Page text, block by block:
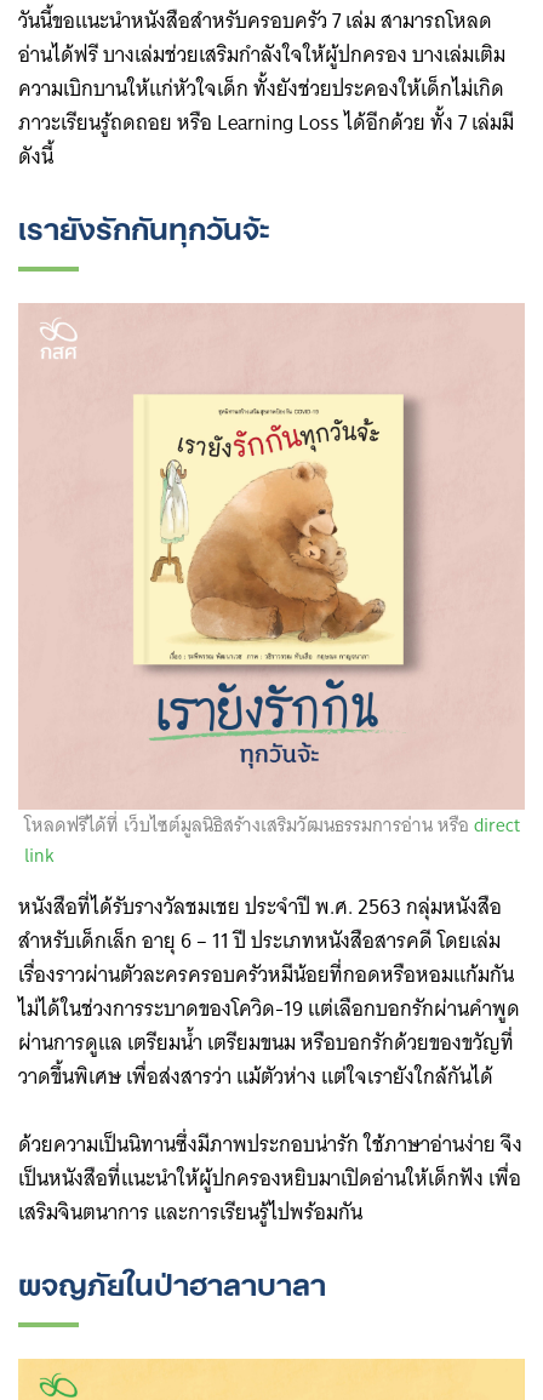
วันนี้ขอแนะนำหนังสือสำหรับครอบครัว 7 เล่ม สามารถโหลด
อ่านได้ฟรี บางเล่มช่วยเสริมกำลังใจให้ผู้ปกครอง บางเล่มเติม
ความเบิกบานให้แก่หัวใจเด็ก ทั้งยังช่วยประคองให้เด็กไม่เกิด
ภาวะเรียนรู้ถดถอย หรือ Learning Loss ได้อีกด้วย ทั้ง 7 เล่มมี
ดังนี้
เรายังรักกันทุกวันจ้ะ
โหลดฟรีได้ที่ เว็บไซต์มูลนิธิสร้างเสริมวัฒนธรรมการอ่าน หรือdirect
link
หนังสือที่ได้รับรางวัลชมเชย ประจำปี พ.ศ. 2563 กลุ่มหนังสือ
สำหรับเด็กเล็ก อายุ 6 – 11 ปี ประเภทหนังสือสารคดี โดยเล่ม
เรื่องราวผ่านตัวละครครอบครัวหมีน้อยที่กอดหรือหอมแก้มกัน
ไม่ได้ในช่วงการระบาดของโควิด-19 แต่เลือกบอกรักผ่านคำพูด
ผ่านการดูแล เตรียมน้ำ เตรียมขนม หรือบอกรักด้วยของขวัญที่
วาดขึ้นพิเศษ เพื่อส่งสารว่า แม้ตัวห่าง แต่ใจเรายังใกล้กันได้
ด้วยความเป็นนิทานซึ่งมีภาพประกอบน่ารัก ใช้ภาษาอ่านง่าย จึง
เป็นหนังสือที่แนะนำให้ผู้ปกครองหยิบมาเปิดอ่านให้เด็กฟัง เพื่อ
เสริมจินตนาการ และการเรียนรู้ไปพร้อมกัน
ผจญภัยในป่าฮาลาบาลา